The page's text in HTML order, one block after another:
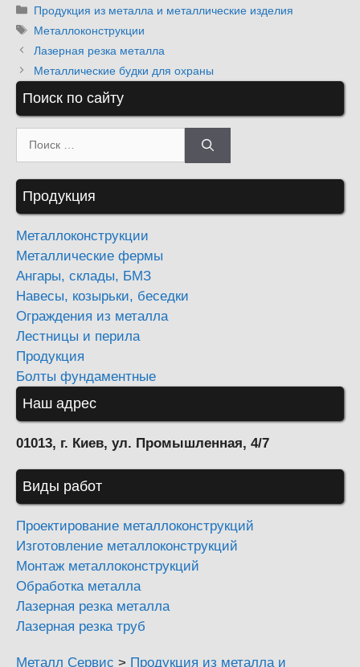
Рубрики
Продукция из металла и металлические изделия
Метки
Металлоконструкции
Лазерная резка металла
Металлические будки для охраны
Поиск по сайту
Продукция
Металлоконструкции
Металлические фермы
Ангары, склады, БМЗ
Навесы, козырьки, беседки
Ограждения из металла
Лестницы и перила
Продукция
Болты фундаментные
Наш адрес
01013, г. Киев, ул. Промышленная, 4/7
Виды работ
Проектирование металлоконструкций
Изготовление металлоконструкций
Монтаж металлоконструкций
Обработка металла
Лазерная резка металла
Лазерная резка труб
Металл Сервис > Продукция из металла и